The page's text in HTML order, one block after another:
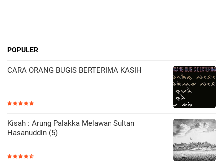
POPULER
CARA ORANG BUGIS BERTERIMA KASIH
Kisah : Arung Palakka Melawan Sultan
Hasanuddin (5)